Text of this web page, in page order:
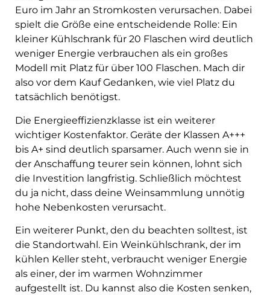
Euro im Jahr an Stromkosten verursachen. Dabei
spielt die Größe eine entscheidende Rolle: Ein
kleiner Kühlschrank für 20 Flaschen wird deutlich
weniger Energie verbrauchen als ein großes
Modell mit Platz für über 100 Flaschen. Mach dir
also vor dem Kauf Gedanken, wie viel Platz du
tatsächlich benötigst.
Die Energieeffizienzklasse ist ein weiterer
wichtiger Kostenfaktor. Geräte der Klassen A+++
bis A+ sind deutlich sparsamer. Auch wenn sie in
der Anschaffung teurer sein können, lohnt sich
die Investition langfristig. Schließlich möchtest
du ja nicht, dass deine Weinsammlung unnötig
hohe Nebenkosten verursacht.
Ein weiterer Punkt, den du beachten solltest, ist
die Standortwahl. Ein Weinkühlschrank, der im
kühlen Keller steht, verbraucht weniger Energie
als einer, der im warmen Wohnzimmer
aufgestellt ist. Du kannst also die Kosten senken,